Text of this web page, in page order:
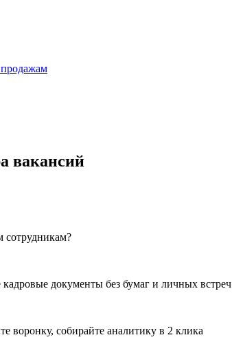
вакансий
сотрудникам?
документы без бумаг и личных встреч
воронку, собирайте аналитику в 2 клика